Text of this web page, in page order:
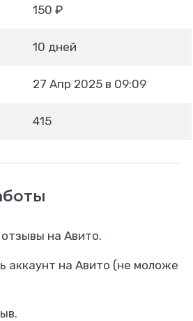
150 ₽
10 дней
27 Апр 2025 в 09:09
415
на Авито.
аккаунт на Авито (не моложе